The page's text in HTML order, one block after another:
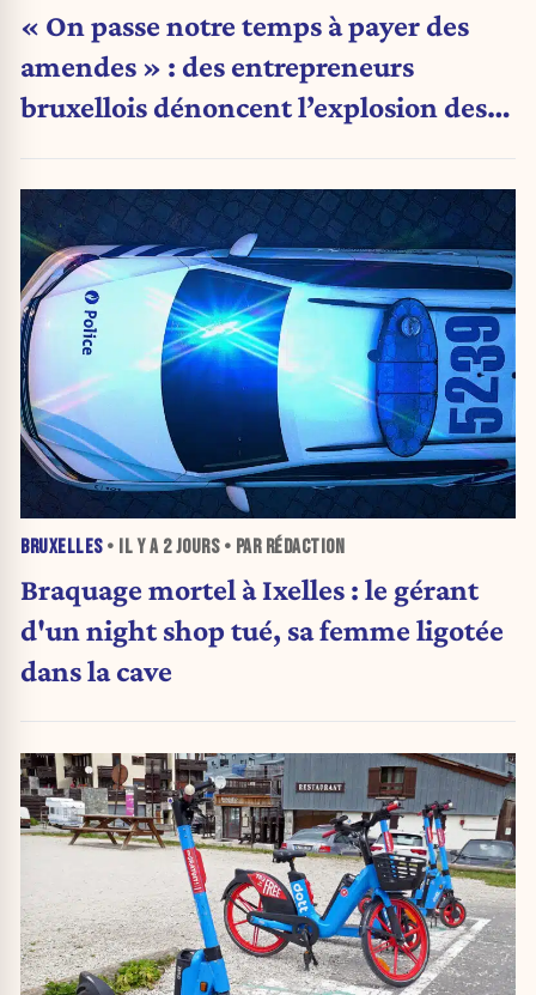
« On passe notre temps à payer des
amendes » : des entrepreneurs
bruxellois dénoncent l’explosion des
BRUXELLES• IL Y A 2 JOURS• PAR RÉDACTION
Braquage mortel à Ixelles : le gérant
d'un night shop tué, sa femme ligotée
dans la cave